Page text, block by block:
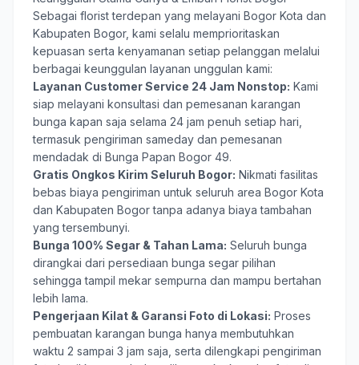
Sebagai florist terdepan yang melayani Bogor Kota dan
Kabupaten Bogor, kami selalu memprioritaskan
kepuasan serta kenyamanan setiap pelanggan melalui
berbagai keunggulan layanan unggulan kami:
Layanan Customer Service 24 Jam Nonstop: Kami
siap melayani konsultasi dan pemesanan karangan
bunga kapan saja selama 24 jam penuh setiap hari,
termasuk pengiriman sameday dan pemesanan
mendadak di Bunga Papan Bogor 49.
Gratis Ongkos Kirim Seluruh Bogor: Nikmati fasilitas
bebas biaya pengiriman untuk seluruh area Bogor Kota
dan Kabupaten Bogor tanpa adanya biaya tambahan
yang tersembunyi.
Bunga 100% Segar & Tahan Lama: Seluruh bunga
dirangkai dari persediaan bunga segar pilihan
sehingga tampil mekar sempurna dan mampu bertahan
lebih lama.
Pengerjaan Kilat & Garansi Foto di Lokasi: Proses
pembuatan karangan bunga hanya membutuhkan
waktu 2 sampai 3 jam saja, serta dilengkapi pengiriman